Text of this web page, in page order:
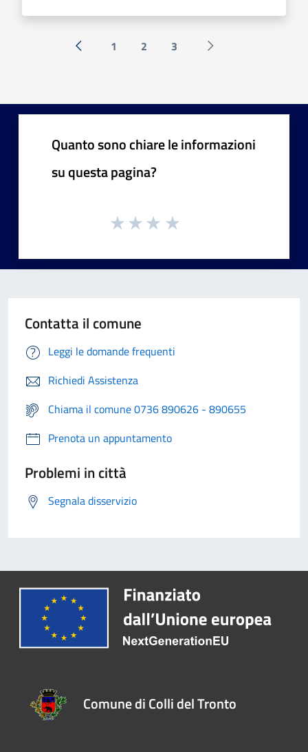
« Precedente
1 2 3 Successiva »
Quanto sono chiare le informazioni
su questa pagina?
Contatta il comune
Leggi le domande frequenti
Richiedi Assistenza
Chiama il comune 0736 890626 - 890655
Prenota un appuntamento
Problemi in città
Segnala disservizio
Comune di Colli del Tronto